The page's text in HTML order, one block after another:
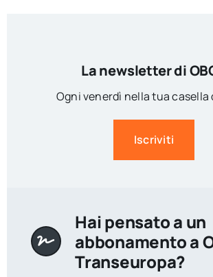
La newsletter di
Ogni venerdì nella tua casella
Iscriviti
Hai pensato a un
abbonamento a
Transeuropa?